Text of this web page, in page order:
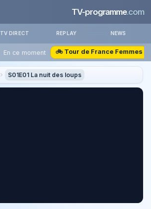
TV-programme.com
TV DIRECT REPLAY NEWS
En ce moment 🚲 Tour de France Femmes
S01E01 La nuit des loups